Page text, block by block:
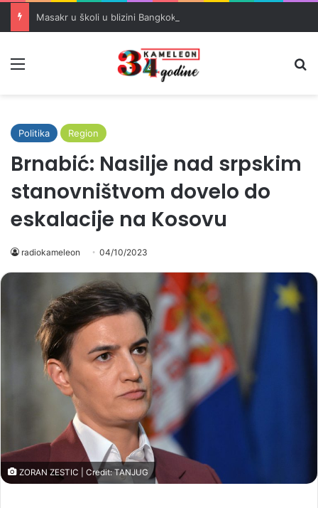
Politika Region
Brnabić: Nasilje nad srpskim
stanovništvom dovelo do
eskalacije na Kosovu
radiokameleon 04/10/2023
ZORAN ZESTIC | Credit: TANJUG